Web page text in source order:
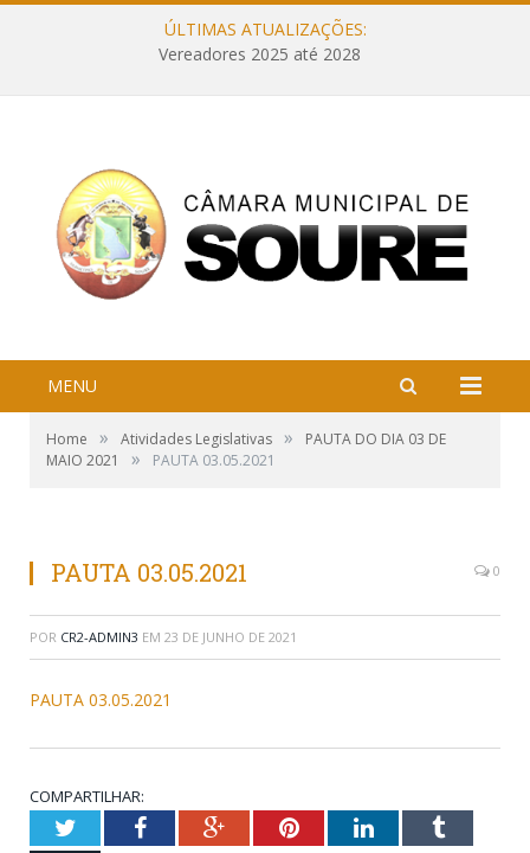
ÚLTIMAS ATUALIZAÇÕES:
Vereadores 2025 até 2028
MENU
Home » Atividades Legislativas »
PAUTA DO DIA 03 DE
MAIO 2021
» PAUTA 03.05.2021
PAUTA 03.05.2021 0
POR CR2-ADMIN3 EM 23 DE JUNHO DE 2021
PAUTA 03.05.2021
COMPARTILHAR:
TwitterFacebookGoogle+PinterestLinkedInTumblr